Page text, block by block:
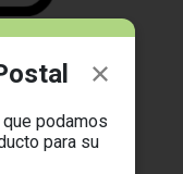
podamos
para su
cuenta y más!